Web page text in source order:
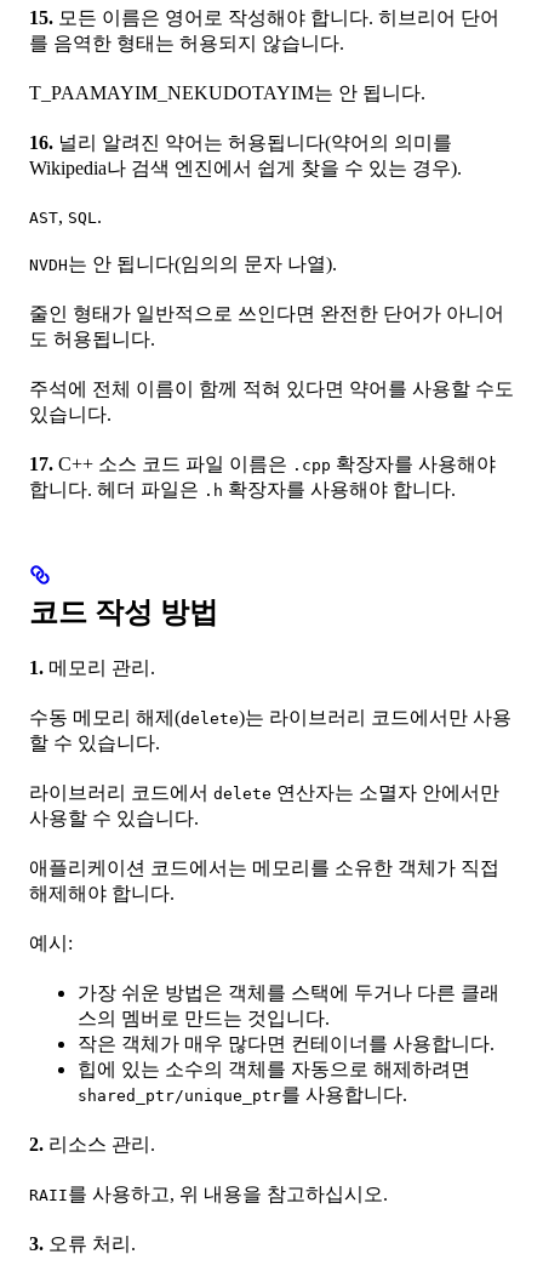
15. 모든 이름은 영어로 작성해야 합니다. 히브리어 단어
를 음역한 형태는 허용되지 않습니다.
T_PAAMAYIM_NEKUDOTAYIM는 안 됩니다.
16. 널리 알려진 약어는 허용됩니다(약어의 의미를
Wikipedia나 검색 엔진에서 쉽게 찾을 수 있는 경우).
AST, SQL.
NVDH는 안 됩니다(임의의 문자 나열).
줄인 형태가 일반적으로 쓰인다면 완전한 단어가 아니어
도 허용됩니다.
주석에 전체 이름이 함께 적혀 있다면 약어를 사용할 수도
있습니다.
17. C++ 소스 코드 파일 이름은 .cpp 확장자를 사용해야
합니다. 헤더 파일은 .h 확장자를 사용해야 합니다.
코드 작성 방법
1. 메모리 관리.
수동 메모리 해제(delete)는 라이브러리 코드에서만 사용
할 수 있습니다.
라이브러리 코드에서 delete 연산자는 소멸자 안에서만
사용할 수 있습니다.
애플리케이션 코드에서는 메모리를 소유한 객체가 직접
해제해야 합니다.
예시:
가장 쉬운 방법은 객체를 스택에 두거나 다른 클래
스의 멤버로 만드는 것입니다.
작은 객체가 매우 많다면 컨테이너를 사용합니다.
힙에 있는 소수의 객체를 자동으로 해제하려면
shared_ptr/unique_ptr를 사용합니다.
2. 리소스 관리.
RAII를 사용하고, 위 내용을 참고하십시오.
3. 오류 처리.